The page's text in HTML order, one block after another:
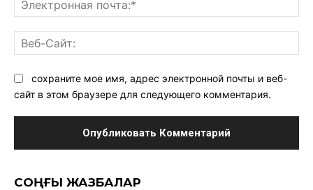
сохраните мое имя, адрес электронной почты и веб-
сайт в этом браузере для следующего комментария.
CОҢҒЫ ЖАЗБАЛАР